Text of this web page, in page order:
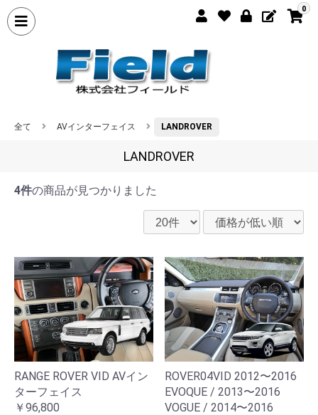
0
全て AVインターフェイス LANDROVER
LANDROVER
4件の商品が見つかりました
RANGE ROVER VID AVイン
ターフェイス
￥96,800
ROVER04VID 2012〜2016
EVOQUE / 2013〜2016
VOGUE / 2014〜2016